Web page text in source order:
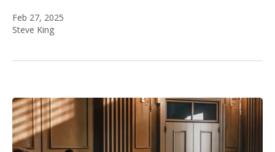
Feb 27, 2025
Steve King